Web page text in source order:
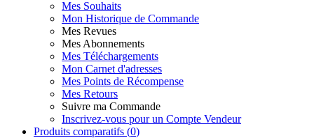
Mes Souhaits
Mon Historique de Commande
Mes Revues
Mes Abonnements
Mes Téléchargements
Mon Carnet d'adresses
Mes Points de Récompense
Mes Retours
Suivre ma Commande
Inscrivez-vous pour un Compte Vendeur
Produits comparatifs (0)